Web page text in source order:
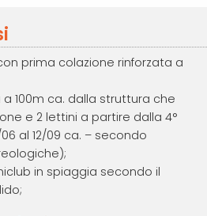
prima colazione rinforzata a
a 100m ca. dalla struttura che
e 2 lettini a partire dalla 4°
al 12/09 ca. – secondo
in spiaggia secondo il